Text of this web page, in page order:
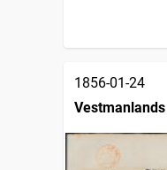
1856-01-24